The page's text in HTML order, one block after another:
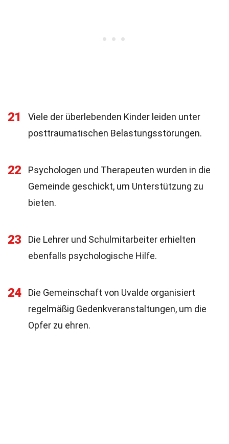
21
Viele der überlebenden Kinder leiden unter
posttraumatischen Belastungsstörungen.
22
Psychologen und Therapeuten wurden in die
Gemeinde geschickt, um Unterstützung zu
bieten.
23
Die Lehrer und Schulmitarbeiter erhielten
ebenfalls psychologische Hilfe.
24
Die Gemeinschaft von Uvalde organisiert
regelmäßig Gedenkveranstaltungen, um die
Opfer zu ehren.